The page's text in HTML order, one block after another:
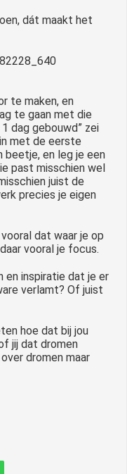
dát maakt het
te maken, en
te gaan met die
dag gebouwd” zei
met de eerste
beetje, en leg je een
past misschien wel
juist de
precies je eigen
dat waar je op
vooral je focus.
en inspiratie dat je er
verlamt? Of juist
hoe dat bij jou
jij dat dromen
dromen maar